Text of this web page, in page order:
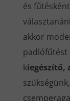
és
akkor
padlófűtést
kiegészítő,